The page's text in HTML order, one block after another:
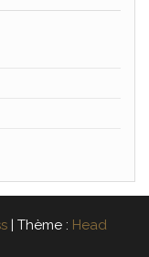
| Thème : Head